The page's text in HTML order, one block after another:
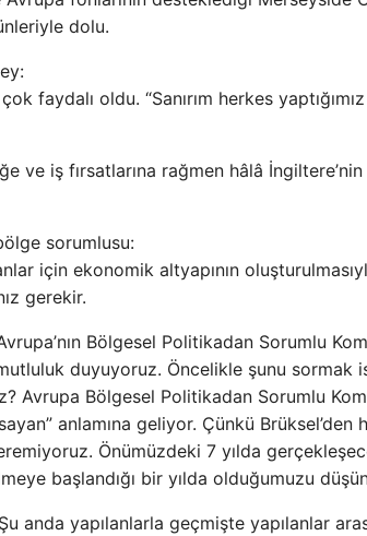
dolu.
faydalı oldu. “Sanırım herkes
ve iş fırsatlarına rağmen hâlâ
sorumlusu:
için ekonomik altyapının
gerekir.
Bölgesel Politikadan Sorumlu
duyuyoruz. Öncelikle şunu sormak
Avrupa Bölgesel Politikadan Sorumlu
anlamına geliyor. Çünkü
Önümüzdeki 7 yılda
başlandığı bir yılda olduğumuzu
anda yapılanlarla geçmişte yapılanlar